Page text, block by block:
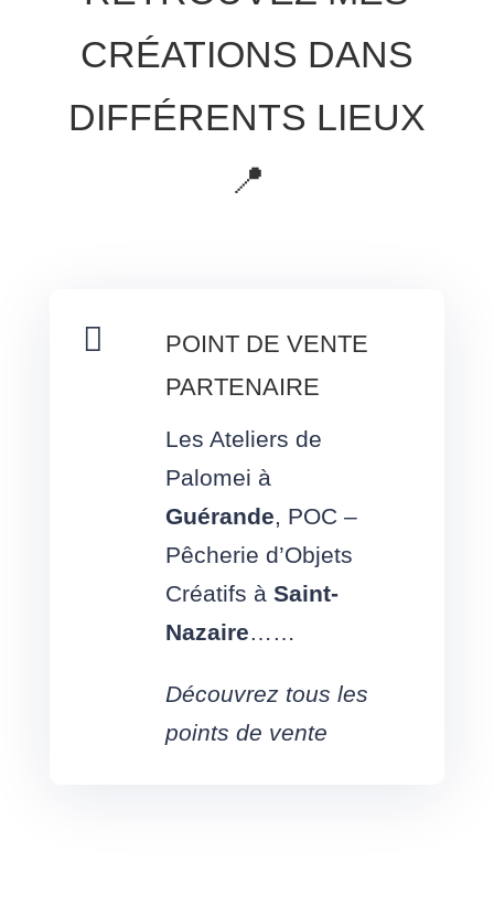
CRÉATIONS DANS
DIFFÉRENTS LIEUX
📍

POINT DE VENTE
PARTENAIRE
Les Ateliers de
Palomei à
Guérande, POC –
Pêcherie d’Objets
Créatifs à Saint-
Nazaire……
Découvrez tous les
points de vente